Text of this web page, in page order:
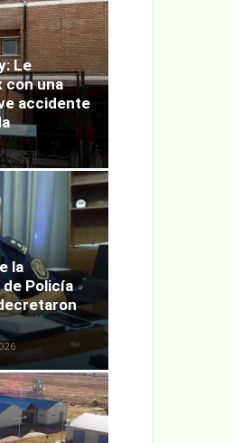
Le
con una
accidente
la
de Policía